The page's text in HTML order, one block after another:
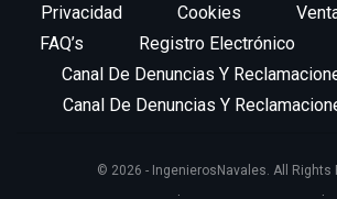
Privacidad
Cookies
FAQ’s
Registro Electrónico
Canal De Denuncias Y
Canal De Denuncias Y
© 2026 - IngenierosNavales. All Rights